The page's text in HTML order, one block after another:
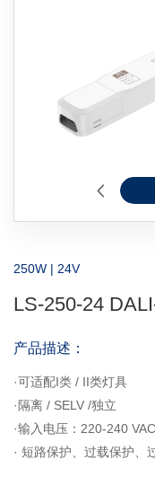
250W | 24V
LS-250-24
产品描述：
·可适配I类 / II类灯具
·隔离 / SELV /独立
·输入电压：220-240 VAC
· 短路保护、过载保护、